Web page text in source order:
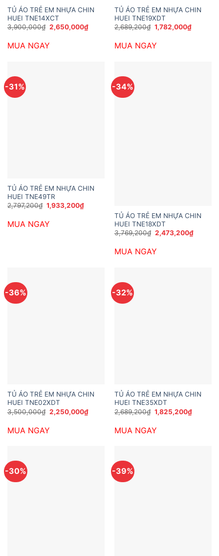
TỦ ÁO TRẺ EM NHỰA CHIN
HUEI TNE14XCT
3,900,000₫ Giá
gốc
3,900,000₫.
2,650,000₫Giá
hiện
MUA NGAY
TỦ ÁO TRẺ EM NHỰA CHIN
HUEI TNE19XDT
2,689,200₫ Giá
gốc
2,689,200₫.
1,782,000₫Giá
hiện
MUA NGAY
-31%
TỦ ÁO TRẺ EM NHỰA CHIN
HUEI TNE49TR
2,797,200₫ Giá
gốc
2,797,200₫.
1,933,200₫Giá
hiện
1,933,200₫.
MUA NGAY
-34%
TỦ ÁO TRẺ EM NHỰA CHIN
HUEI TNE18XDT
3,769,200₫ Giá
gốc
3,769,200₫.
2,473,200₫Giá
hiện
MUA NGAY
-36%
TỦ ÁO TRẺ EM NHỰA CHIN
HUEI TNE02XDT
3,500,000₫ Giá
gốc
3,500,000₫.
2,250,000₫Giá
hiện
2,250,000₫.
MUA NGAY
-32%
TỦ ÁO TRẺ EM NHỰA CHIN
HUEI TNE35XDT
2,689,200₫ Giá
gốc
2,689,200₫.
1,825,200₫Giá
hiện
MUA NGAY
-30% -39%